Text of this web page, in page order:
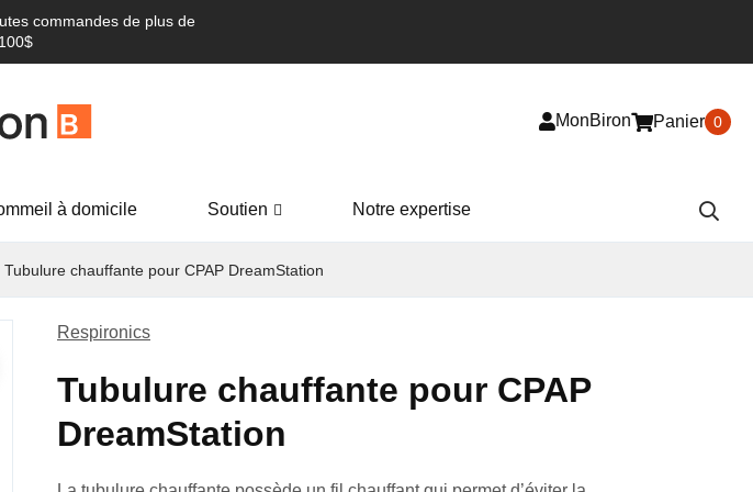
commandes de plus de
100$
MonBiron Panier 0
à domicile Soutien Notre expertise
Tubulure chauffante pour CPAP DreamStation
Respironics
Tubulure chauffante pour CPAP
DreamStation